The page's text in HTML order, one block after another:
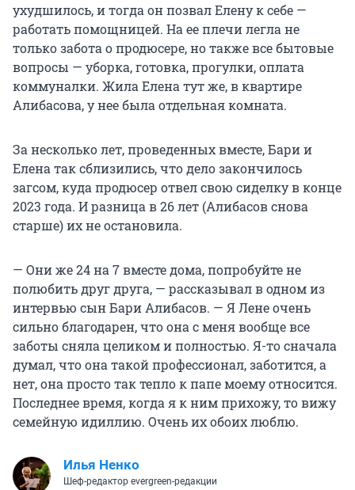
ухудшилось, и тогда он позвал Елену к себе —
работать помощницей. На ее плечи легла не
только забота о продюсере, но также все бытовые
вопросы — уборка, готовка, прогулки, оплата
коммуналки. Жила Елена тут же, в квартире
Алибасова, у нее была отдельная комната.
За несколько лет, проведенных вместе, Бари и
Елена так сблизились, что дело закончилось
загсом, куда продюсер отвел свою сиделку в конце
2023 года. И разница в 26 лет (Алибасов снова
старше) их не остановила.
— Они же 24 на 7 вместе дома, попробуйте не
полюбить друг друга, — рассказывал в одном из
интервью сын Бари Алибасов. — Я Лене очень
сильно благодарен, что она с меня вообще все
заботы сняла целиком и полностью. Я-то сначала
думал, что она такой профессионал, заботится, а
нет, она просто так тепло к папе моему относится.
Последнее время, когда я к ним прихожу, то вижу
семейную идиллию. Очень их обоих люблю.
Илья Ненко
Шеф-редактор evergreen-редакции